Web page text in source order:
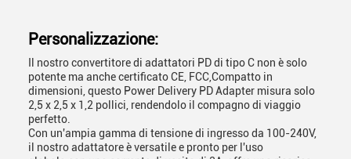
Personalizzazione:
Il nostro convertitore di adattatori PD di tipo C non è solo
potente ma anche certificato CE, FCC,Compatto in
dimensioni, questo Power Delivery PD Adapter misura solo
2,5 x 2,5 x 1,2 pollici, rendendolo il compagno di viaggio
perfetto.
Con un'ampia gamma di tensione di ingresso da 100-240V,
il nostro adattatore è versatile e pronto per l'uso